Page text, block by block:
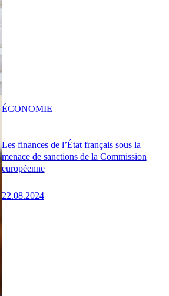
Les finances de l’État français sous la
menace de sanctions de la Commission
européenne
22.08.2024
ÉCONOMIE